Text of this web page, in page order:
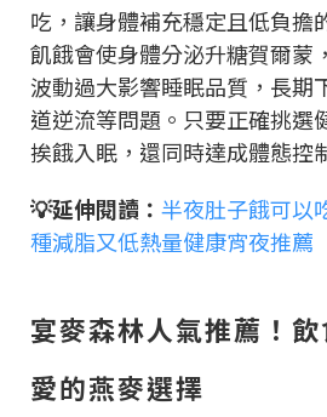
吃，讓身體補充穩定且低負擔
飢餓會使身體分泌升糖賀爾蒙
波動過大影響睡眠品質，長期
道逆流等問題。只要正確挑選
挨餓入眠，還同時達成體態控
💡延伸閱讀： 半夜肚子餓可以
種減脂又低熱量健康宵夜推薦
宴麥森林人氣推薦！
愛的燕麥選擇